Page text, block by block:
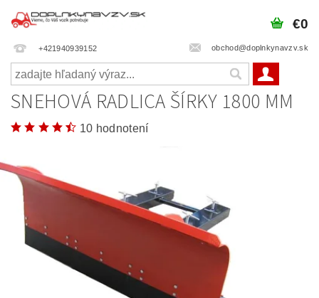
+421940939152 obchod@doplnkynavzv.sk
€0
SNEHOVÁ RADLICA ŠÍRKY 1800 MM
10 hodnotení